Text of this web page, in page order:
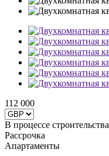
112 000
В процессе строительства
Рассрочка
Апартаменты